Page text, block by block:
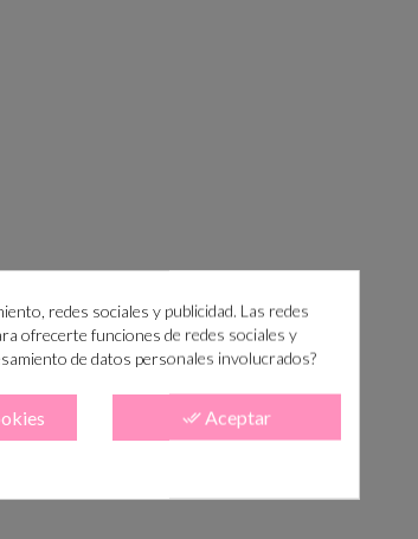
redes sociales y publicidad. Las redes
ofrecerte funciones de redes sociales y
de datos personales involucrados?
done_allAceptar